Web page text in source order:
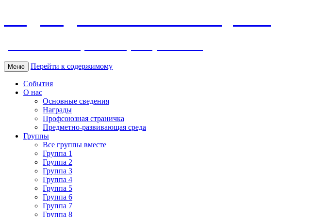
Меню Перейти к содержимому
События
О нас
Основные сведения
Награды
Профсоюзная страничка
Предметно-развивающая среда
Группы
Все группы вместе
Группа 1
Группа 2
Группа 3
Группа 4
Группа 5
Группа 6
Группа 7
Группа 8